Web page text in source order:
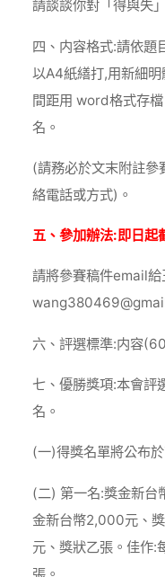
請談談你對「得與失
四、内容格式:請依
以A4紙繕打,用新細
間距用 word格式存
名。
(請務必於文末附註參
絡電話或方式)。
五、參加辦法:即日起
請將參賽稿件email給
六、評選標準:内容
七、優勝獎項:本會評
名。
(一)得獎名單將公布
(二) 第一名:獎金新
金新台幣2,000元、
元、獎狀乙張。佳作: